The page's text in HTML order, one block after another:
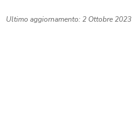
Ultimo aggiornamento: 2 Ottobre 2023